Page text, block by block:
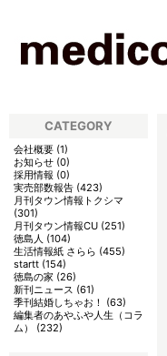
CATEGORY
会社概要 (1)
お知らせ (0)
採用情報 (0)
実売部数報告 (423)
月刊タウン情報トクシマ
(301)
月刊タウン情報CU (251)
徳島人 (104)
生活情報紙 さらら (455)
startt (154)
徳島の家 (26)
新刊ニュース (61)
季刊結婚しちゃお！
(63)
編集者のあやふや人生（コラ
ム）
(232)